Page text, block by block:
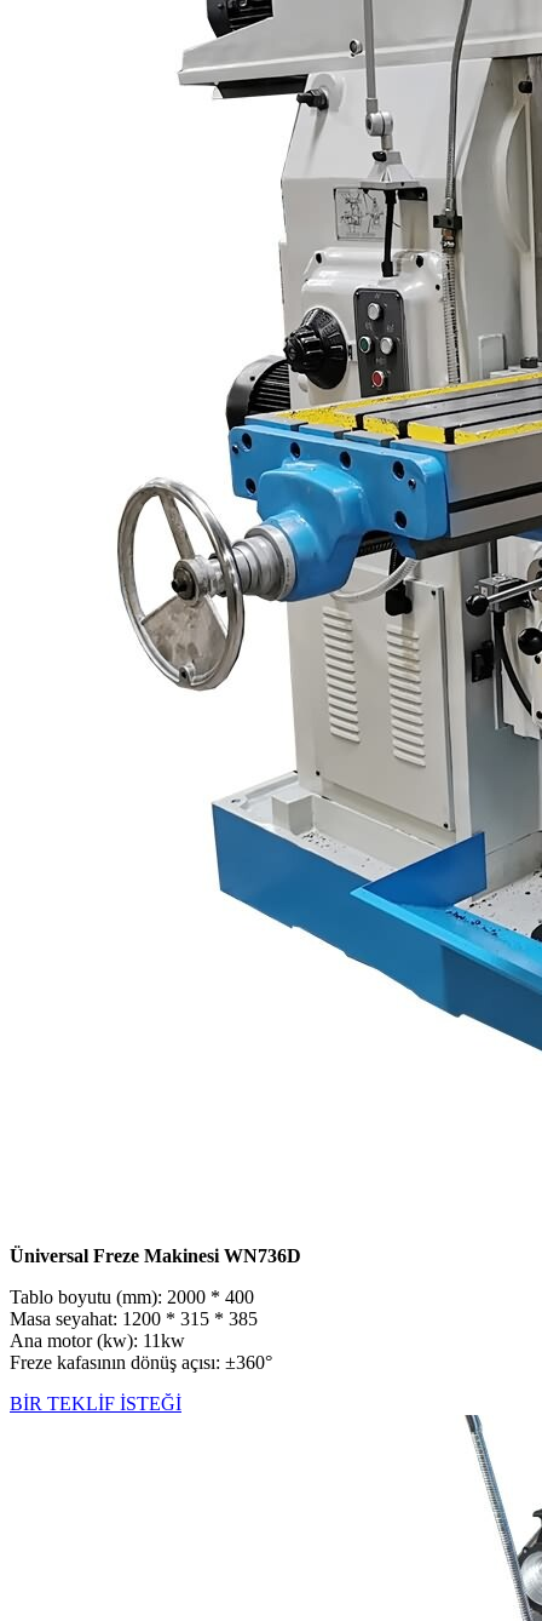
Üniversal Freze Makinesi WN736D
Tablo boyutu (mm): 2000 * 400
Masa seyahat: 1200 * 315 * 385
Ana motor (kw): 11kw
Freze kafasının dönüş açısı: ±360°
BİR TEKLİF İSTEĞİ